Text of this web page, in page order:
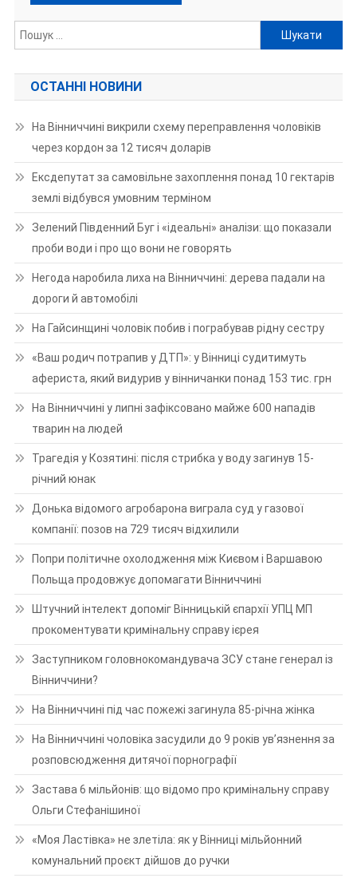
Пошук:
ОСТАННІ НОВИНИ
На Вінниччині викрили схему переправлення чоловіків
через кордон за 12 тисяч доларів
Ексдепутат за самовільне захоплення понад 10 гектарів
землі відбувся умовним терміном
Зелений Південний Буг і «ідеальні» аналізи: що показали
проби води і про що вони не говорять
Негода наробила лиха на Вінниччині: дерева падали на
дороги й автомобілі
На Гайсинщині чоловік побив і пограбував рідну сестру
«Ваш родич потрапив у ДТП»: у Вінниці судитимуть
афериста, який видурив у вінничанки понад 153 тис. грн
На Вінниччині у липні зафіксовано майже 600 нападів
тварин на людей
Трагедія у Козятині: після стрибка у воду загинув 15-
річний юнак
Донька відомого агробарона виграла суд у газової
компанії: позов на 729 тисяч відхилили
Попри політичне охолодження між Києвом і Варшавою
Польща продовжує допомагати Вінниччині
Штучний інтелект допоміг Вінницькій єпархії УПЦ МП
прокоментувати кримінальну справу ієрея
Заступником головнокомандувача ЗСУ стане генерал із
Вінниччини?
На Вінниччині під час пожежі загинула 85-річна жінка
На Вінниччині чоловіка засудили до 9 років ув’язнення за
розповсюдження дитячої порнографії
Застава 6 мільйонів: що відомо про кримінальну справу
Ольги Стефанішиної
«Моя Ластівка» не злетіла: як у Вінниці мільйонний
комунальний проєкт дійшов до ручки